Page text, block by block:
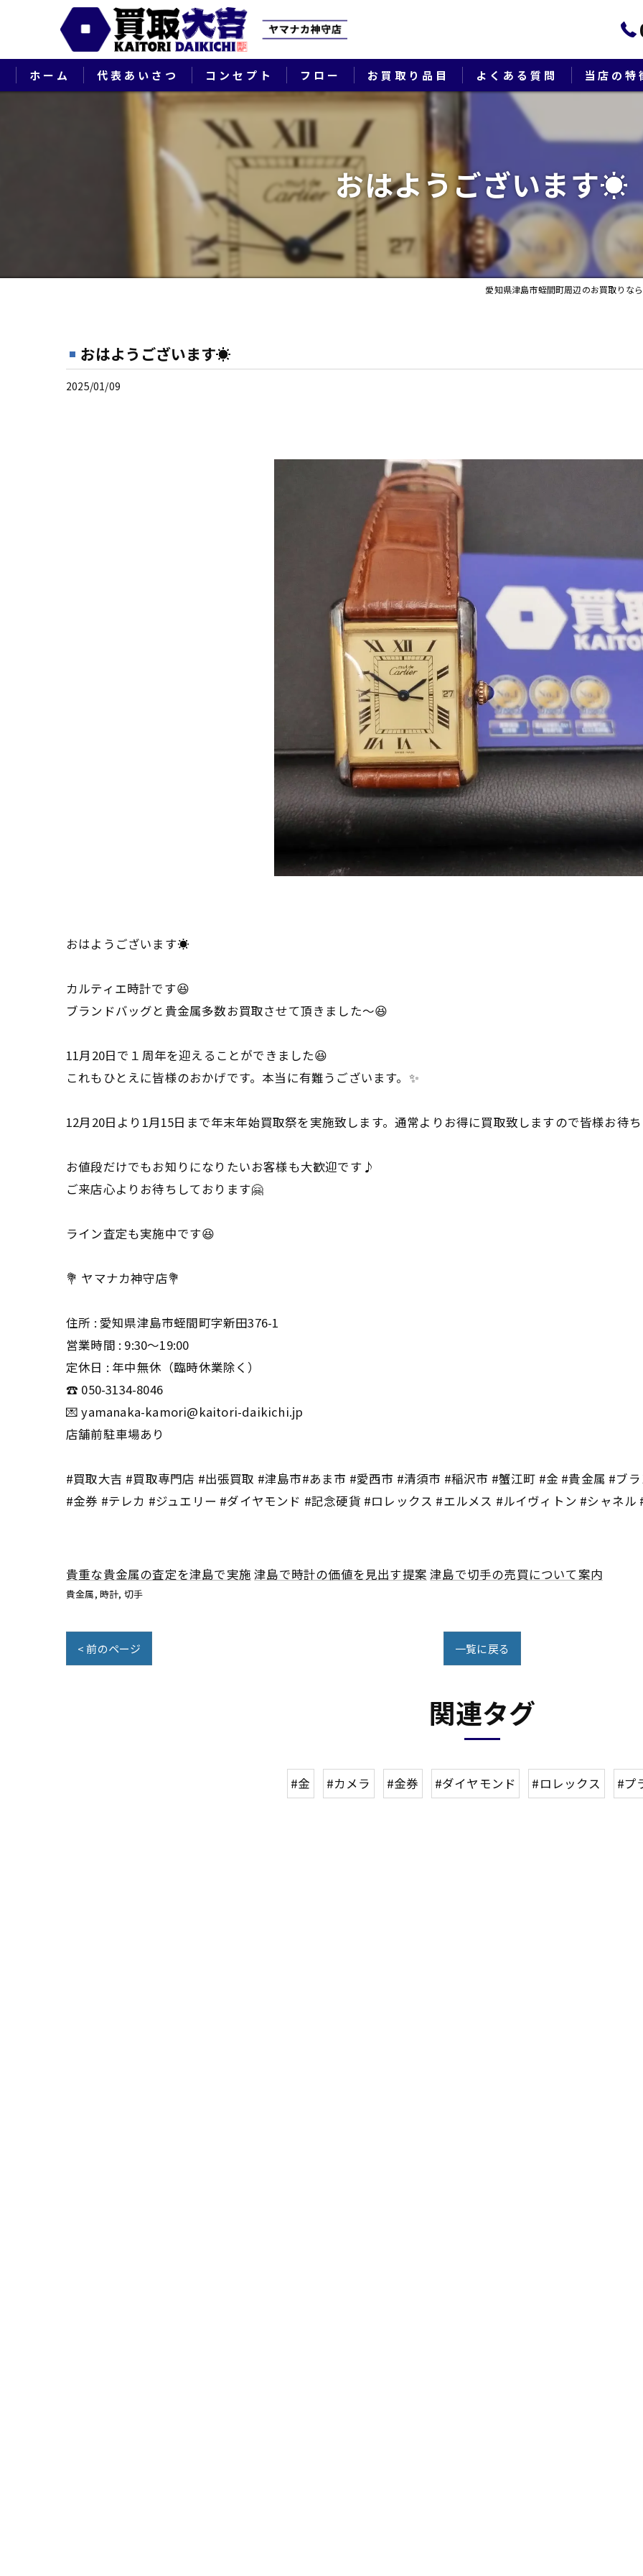
ホーム 代表あいさつ コンセプト フロー お買取り品目 よくある質問 当店の特
切手
時計
出張
生前整理・
おはようございます☀
愛知県津島市蛭間町周辺のお買取りな
おはようございます☀
2025/01/09
おはようございます☀
カルティエ時計です😆
ブランドバッグと貴金属多数お買取させて頂きました〜😆
11月20日で１周年を迎えることができました😆
これもひとえに皆様のおかげです。本当に有難うございます。✨
12月20日より1月15日まで年末年始買取祭を実施致します。通常よりお得に買取致しますので皆様お待ち
お値段だけでもお知りになりたいお客様も大歓迎です♪
ご来店心よりお待ちしております🤗
ライン査定も実施中です😆
💐 ヤマナカ神守店💐
住所 : 愛知県津島市蛭間町字新田376-1
営業時間 : 9:30〜19:00
定休日 : 年中無休（臨時休業除く）
☎️ 050-3134-8046
💌 yamanaka-kamori@kaitori-daikichi.jp
店舗前駐車場あり
#買取大吉 #買取専門店 #出張買取 #津島市#あま市 #愛西市 #清須市 #稲沢市 #蟹江町 #金 #貴金属 #ブ
#金券 #テレカ #ジュエリー #ダイヤモンド #記念硬貨 #ロレックス #エルメス #ルイヴィトン #シャネル
貴重な貴金属の査定を津島で実施 津島で時計の価値を見出す提案 津島で切手の売買について案内
貴金属 時計 切手
< 前のページ 一覧に戻る
関連タグ
#金 #カメラ #金券 #ダイヤモンド #ロレックス #プ